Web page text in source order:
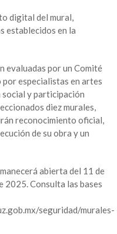
digital del mural,
establecidos en la
evaluadas por un Comité
especialistas en artes
social y participación
diez murales,
reconocimiento oficial,
de su obra y un
abierta del 11 de
2025. Consulta las bases
seguridad/murales-